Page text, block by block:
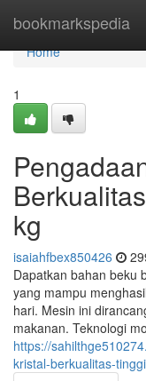
bookmarkspedia
Home
Home
1
kg
isaiahfbex850426
Dapatkan bahan beku
yang mampu
hari. Mesin ini
makanan. Teknologi
https://
kristal-berkualitas-